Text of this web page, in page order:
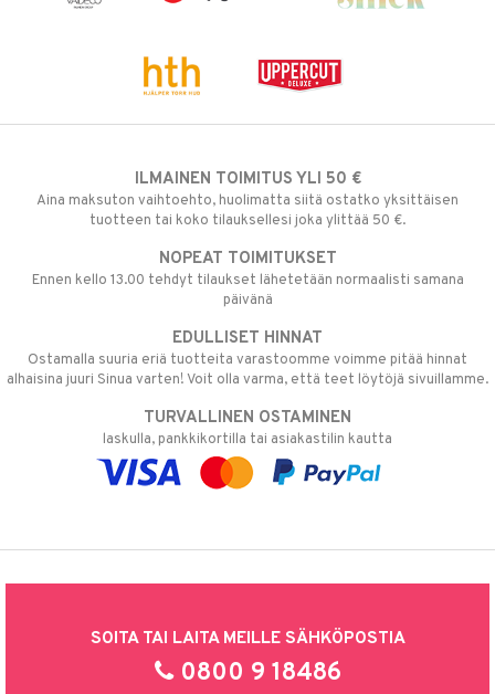
ILMAINEN TOIMITUS YLI 50 €
Aina maksuton vaihtoehto, huolimatta siitä ostatko yksittäisen
tuotteen tai koko tilauksellesi joka ylittää 50 €.
NOPEAT TOIMITUKSET
Ennen kello 13.00 tehdyt tilaukset lähetetään normaalisti samana
päivänä
EDULLISET HINNAT
Ostamalla suuria eriä tuotteita varastoomme voimme pitää hinnat
alhaisina juuri Sinua varten! Voit olla varma, että teet löytöjä sivuillamme.
TURVALLINEN OSTAMINEN
laskulla, pankkikortilla tai asiakastilin kautta
SOITA TAI LAITA MEILLE SÄHKÖPOSTIA
0800 9 18486